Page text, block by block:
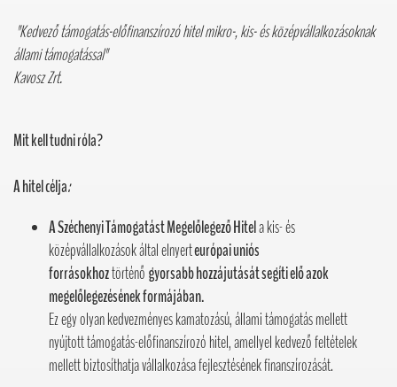
"Kedvező támogatás-előfinanszírozó hitel mikro-, kis- és középvállalkozásoknak
állami támogatással"
Kavosz Zrt.
Mit kell tudni róla?
A hitel célja:
A Széchenyi Támogatást Megelőlegező Hitela kis- és
középvállalkozások által elnyerteurópai uniós
forrásokhoztörténőgyorsabb hozzájutását segíti elő azok
megelőlegezésének formájában.
Ez egy olyan kedvezményes kamatozású, állami támogatás mellett
nyújtott támogatás-előfinanszírozó hitel, amellyel kedvező feltételek
mellett biztosíthatja vállalkozása fejlesztésének finanszírozását.